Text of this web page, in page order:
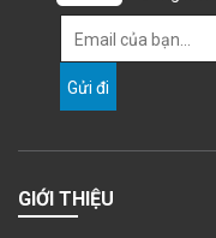
GIỚI THIỆU